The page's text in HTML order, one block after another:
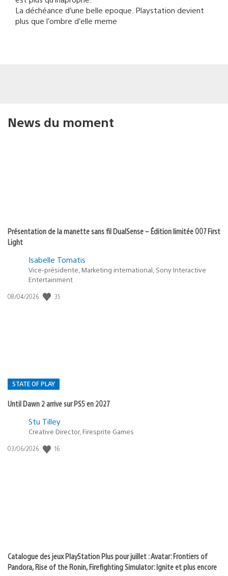
La déchéance d’une belle epoque. Playstation devient
plus que l’ombre d’elle meme
News du moment
Présentation de la manette sans fil DualSense – Édition limitée 007 First
Light
Isabelle Tomatis
Vice-présidente, Marketing international, Sony Interactive
Entertainment
Date
08/04/2026 35
STATE OF PLAY
Until Dawn 2 arrive sur PS5 en 2027
Postée
:
Stu Tilley
Creative Director, Firesprite Games
Date
03/06/2026 16
Catalogue des jeux PlayStation Plus pour juillet : Avatar: Frontiers of
Pandora, Rise of the Ronin, Firefighting Simulator: Ignite et plus encore